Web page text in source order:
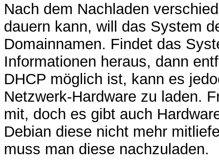
Nach dem Nachladen
dauern kann, will das System
Domainnamen. Findet das
Informationen heraus, dann
DHCP möglich ist, kann es
Netzwerk-Hardware zu laden.
mit, doch es gibt auch
Debian diese nicht mehr
muss man diese nachzuladen.